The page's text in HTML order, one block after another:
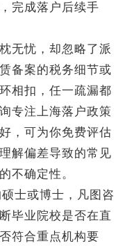
完成落户后续手
忧，却忽略了派
备案的税务细节或
相扣，任一疏漏都
专注上海落户政策
，可为你免费评估
解偏差导致的常见
不确定性。
士或博士，凡图咨
毕业院校是否在直
符合重点机构要